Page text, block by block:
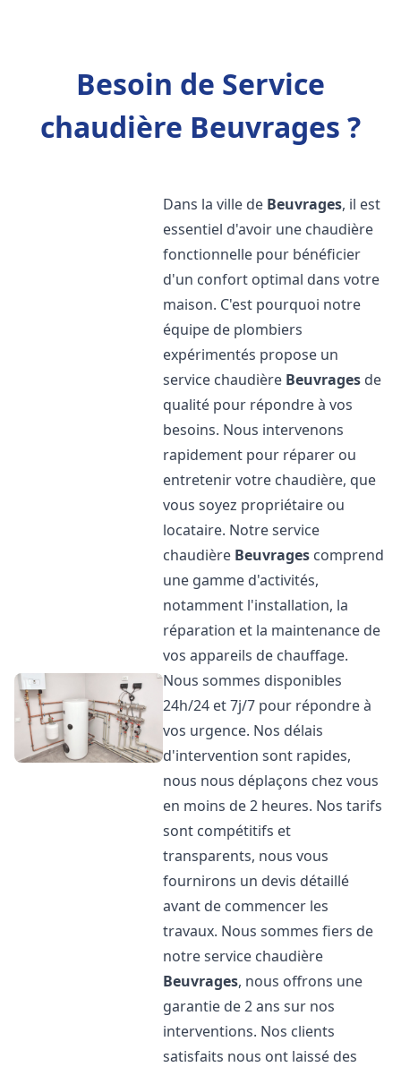
Besoin de Service
chaudière Beuvrages ?
Dans la ville de Beuvrages, il est
essentiel d'avoir une chaudière
fonctionnelle pour bénéficier
d'un confort optimal dans votre
maison. C'est pourquoi notre
équipe de plombiers
expérimentés propose un
service chaudière Beuvrages de
qualité pour répondre à vos
besoins. Nous intervenons
rapidement pour réparer ou
entretenir votre chaudière, que
vous soyez propriétaire ou
locataire. Notre service
chaudière Beuvrages comprend
une gamme d'activités,
notamment l'installation, la
réparation et la maintenance de
vos appareils de chauffage.
Nous sommes disponibles
24h/24 et 7j/7 pour répondre à
vos urgence. Nos délais
d'intervention sont rapides,
nous nous déplaçons chez vous
en moins de 2 heures. Nos tarifs
sont compétitifs et
transparents, nous vous
fournirons un devis détaillé
avant de commencer les
travaux. Nous sommes fiers de
notre service chaudière
Beuvrages, nous offrons une
garantie de 2 ans sur nos
interventions. Nos clients
satisfaits nous ont laissé des